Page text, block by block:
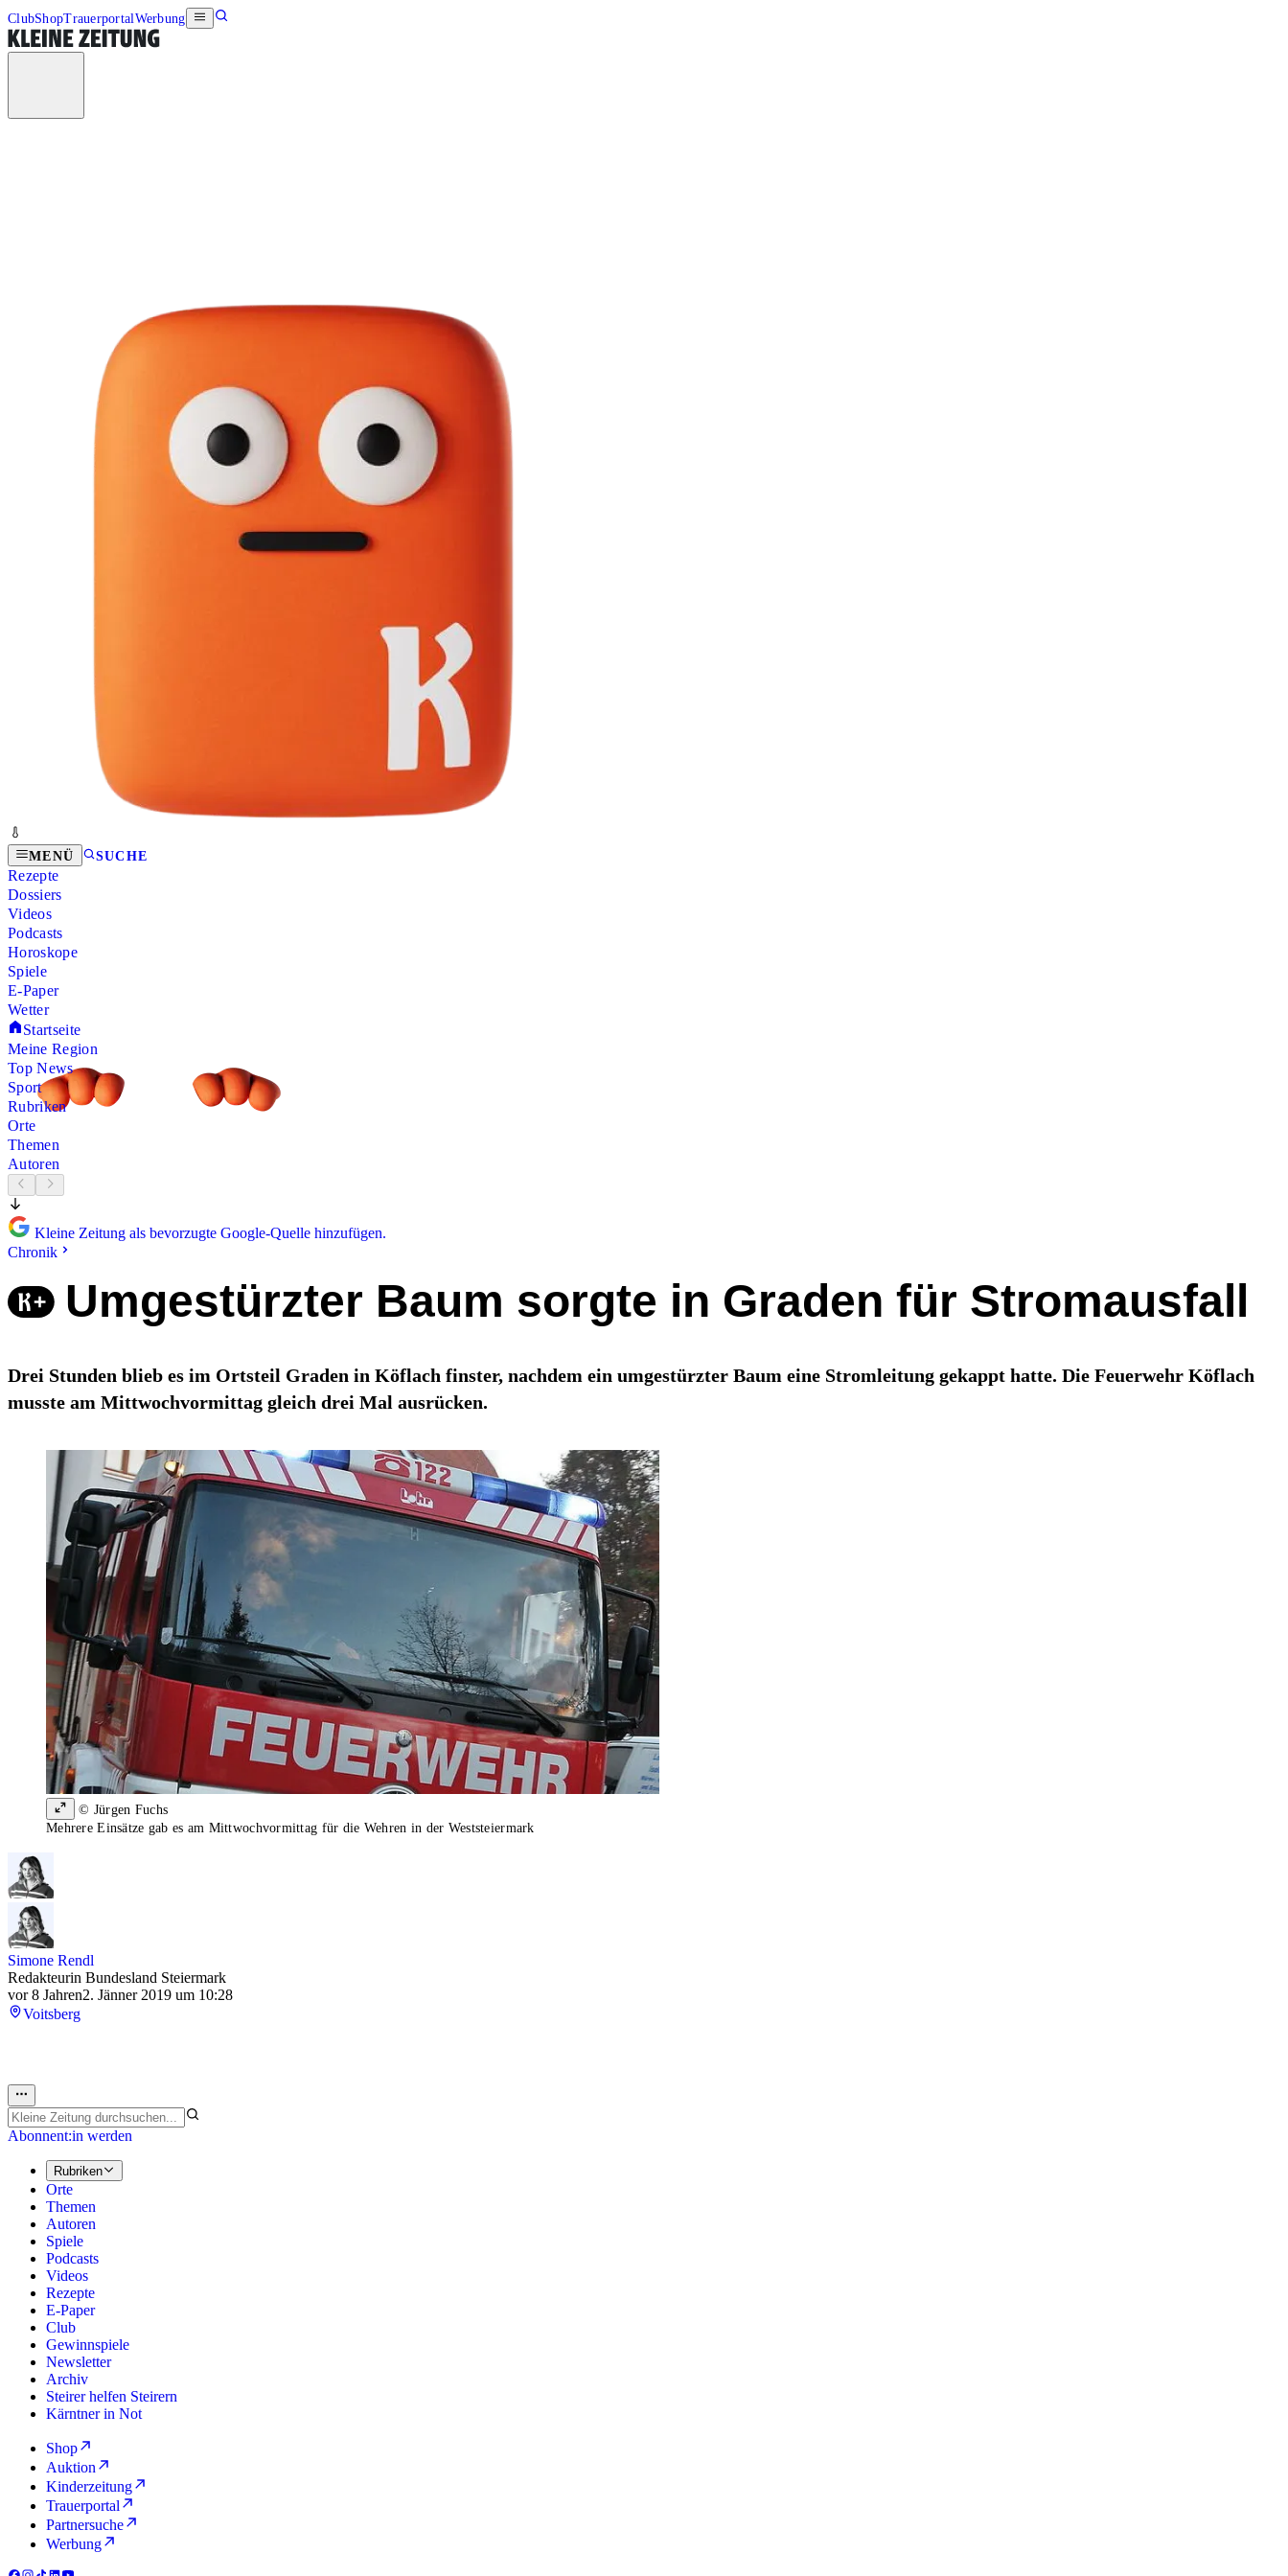
ClubShopTrauerportalWerbung
MENÜ SUCHE
Rezepte
Dossiers
Videos
Podcasts
Horoskope
Spiele
E-Paper
Wetter
Startseite
Meine Region
Top News
Sport
Rubriken
Orte
Themen
Autoren
Kleine Zeitung als bevorzugte Google-Quelle hinzufügen.
Chronik
Umgestürzter Baum sorgte in Graden für Stromausfall
Drei Stunden blieb es im Ortsteil Graden in Köflach finster, nachdem ein umgestürzter Baum eine Stromleitung gekappt hatte. Die Feuerwehr Köflach
musste am Mittwochvormittag gleich drei Mal ausrücken.
© Jürgen Fuchs
Mehrere Einsätze gab es am Mittwochvormittag für die Wehren in der Weststeiermark
Simone Rendl
Redakteurin Bundesland Steiermark
vor 8 Jahren2. Jänner 2019 um 10:28
Voitsberg
Abonnent:in werden
Rubriken
Orte
Themen
Autoren
Spiele
Podcasts
Videos
Rezepte
E-Paper
Club
Gewinnspiele
Newsletter
Archiv
Steirer helfen Steirern
Kärntner in Not
Shop
Auktion
Kinderzeitung
Trauerportal
Partnersuche
Werbung